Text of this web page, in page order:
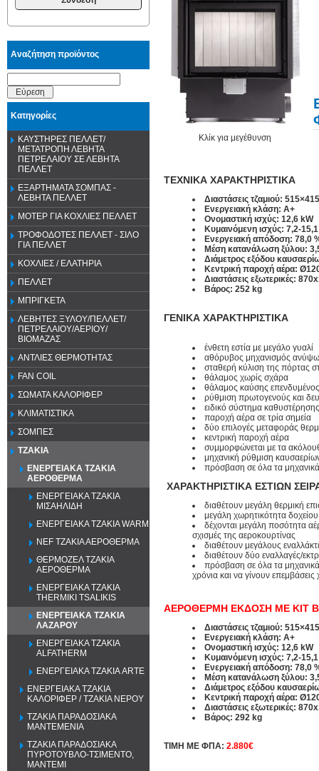
Αναζήτηση προϊόντος
Εύρεση
Κατηγορίες
ΚΑΥΣΤΗΡΕΣ ΠΕΛΛΕΤ/
ΜΕΤΑΤΡΟΠΗ ΛΕΒΗΤΑ
ΠΕΤΡΕΛΑΙΟΥ ΣΕ ΛΕΒΗΤΑ
ΠΕΛΛΕΤ
ΕΞΑΡΤΗΜΑΤΑ ΣΟΜΠΑΣ -
ΛΕΒΗΤΑ ΠΕΛΛΕΤ
ΜΟΤΕΡ ΓΙΑ ΚΟΧΛΙΕΣ ΠΕΛΛΕΤ
ΤΡΟΦΟΔΟΤΕΣ ΠΕΛΛΕΤ - ΣΙΛΟ
ΓΙΑ ΠΕΛΛΕΤ
ΚΟΧΛΙΕΣ / ΕΛΑΤΗΡΙΑ
ΠΕΛΛΕΤ
ΜΠΡΙΓΚΕΤΑ
ΛΕΒΗΤΕΣ ΞΥΛΟΥ/ΠΕΛΛΕΤ/
ΠΕΤΡΕΛΑΙΟΥ/ΑΕΡΙΟΥ/
ΒΙΟΜΑΖΑΣ
ΑΝΤΛΙΕΣ ΘΕΡΜΟΤΗΤΑΣ
FAN COIL
ΣΩΜΑΤΑ ΚΑΛΟΡΙΦΕΡ
ΚΛΙΜΑΤΙΣΤΙΚΑ
ΣΟΜΠΕΣ
ΤΖΑΚΙΑ
ΕΝΕΡΓΕΙΑΚΑ ΤΖΑΚΙΑ
ΑΕΡΟΘΕΡΜΑ
ΕΝΕΡΓΕΙΑΚΑ ΤΖΑΚΙΑ
ΜΙΣΑΗΛΙΔΗ
ΕΝΕΡΓΕΙΑΚΑ ΤΖΑΚΙΑ WARM
NEF ΤΖΑΚΙΑ ΑΕΡΟΘΕΡΜΑ
ΘΕΡΜΟΖΕΛ ΤΖΑΚΙΑ
ΑΕΡΟΘΕΡΜΑ
ΕΝΕΡΓΕΙΑΚΑ ΤΖΑΚΙΑ
THERMIKI TSALIKIS
ΕΝΕΡΓΕΙΑΚΑ ΤΖΑΚΙΑ
ΛΑΖΑΡΟΥ
ΕΝΕΡΓΕΙΑΚΑ ΤΖΑΚΙΑ
ALFATHERM
ΕΝΕΡΓΕΙΑΚΑ ΤΖΑΚΙΑ ARTE
ΕΝΕΡΓΕΙΑΚΑ ΤΖΑΚΙΑ
ΚΑΛΟΡΙΦΕΡ / ΤΖΑΚΙΑ ΝΕΡΟΥ
ΤΖΑΚΙΑ ΠΑΡΑΔΟΣΙΑΚΑ
ΜΑΝΤΕΜΕΝΙΑ
ΤΖΑΚΙΑ ΠΑΡΑΔΟΣΙΑΚΑ
ΠΥΡΟΤΟΥΒΛΟ-ΤΣΙΜΕΝΤΟ,
ΜΑΝΤΕΜΙ
Κλίκ για μεγέθυνση
ΤΕΧΝΙΚΑ ΧΑΡΑΚΤΗΡΙΣΤΙΚΑ
Διαστάσεις τζαμιού:
Ενεργειακή κλάση: Α+
Ονομαστική ισχύς: 12,6 kW
Κυμαινόμενη ισχύς: 7,2-
Ενεργειακή απόδοση: 78,0
Μέση κατανάλωση ξύλου:
Διάμετρος εξόδου
Κεντρική παροχή αέρα:
Διαστάσεις εξωτερικές:
Βάρος: 252 kg
ΓΕΝΙΚΑ ΧΑΡΑΚΤΗΡΙΣΤΙΚΑ
ένθετη εστία με μεγάλο γυαλί
αθόρυβος μηχανισμός
σταθερή κύλιση της πόρτας
θάλαμος χωρίς σχάρα
θάλαμος καύσης
ρύθμιση πρωτογενούς και
ειδικό σύστημα
παροχή αέρα σε τρία σημεία
δύο επιλογές μεταφοράς
κεντρική παροχή αέρα
συμμορφώνεται με τα
μηχανική ρύθμιση
πρόσβαση σε όλα τα μηχανικά
ΧΑΡΑΚΤΗΡΙΣΤΙΚΑ ΕΣΤΙΩΝ
διαθέτουν μεγάλη θερμική
μεγάλη χωρητικότητα
δέχονται μεγάλη ποσότητα
σχισμές της αεροκουρτίνας
διαθέτουν μεγάλους
διαθέτουν δύο εναλλαγές/
πρόσβαση σε όλα τα
χρόνια και να γίνουν
ΑΕΡΟΘΕΡΜΗ ΕΚΔΟΣΗ ΜΕ ΚΙΤ
Διαστάσεις τζαμιού:
Ενεργειακή κλάση: Α+
Ονομαστική ισχύς: 12,6 kW
Κυμαινόμενη ισχύς: 7,2-
Ενεργειακή απόδοση: 78,0
Μέση κατανάλωση ξύλου:
Διάμετρος εξόδου
Κεντρική παροχή αέρα:
Διαστάσεις εξωτερικές:
Βάρος: 292 kg
ΤΙΜΗ ΜΕ ΦΠΑ: 2.880€